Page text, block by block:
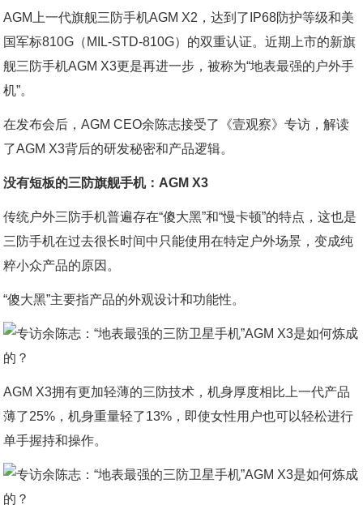
AGM上一代旗舰三防手机AGM X2，达到了IP68防护等级和美
国军标810G（MIL-STD-810G）的双重认证。近期上市的新旗
舰三防手机AGM X3更是再进一步，被称为“地表最强的户外手
机”。
在发布会后，AGM CEO余陈志接受了《壹观察》专访，解读
了AGM X3背后的研发秘密和产品逻辑。
没有短板的三防旗舰手机：AGM X3
传统户外三防手机普遍存在“傻大黑”和“慢卡顿”的特点，这也是
三防手机在过去很长时间中只能使用在特定户外场景，变成纯
粹小众产品的原因。
“傻大黑”主要指产品的外观设计和功能性。
AGM X3拥有更加轻薄的三防技术，机身厚度相比上一代产品
薄了25%，机身重量轻了13%，即使女性用户也可以轻松进行
单手握持和操作。